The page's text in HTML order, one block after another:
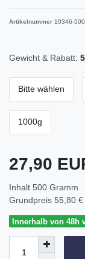
Artikelnummer 10346-500
Gewicht & Rabatt:
Bitte wählen
1000g
27,90
Inhalt 500 Gramm
Grundpreis 55,80 €
Innerhalb von 48h